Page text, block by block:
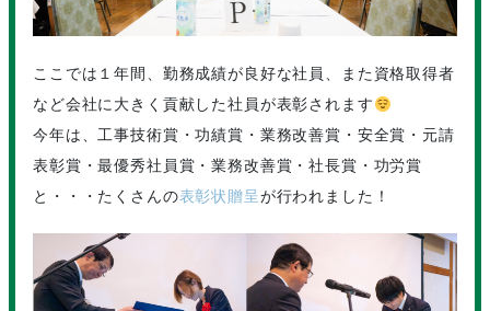
ここでは１年間、勤務成績が良好な社員、また資格取得者
など会社に大きく貢献した社員が表彰されます
今年は、工事技術賞・功績賞・業務改善賞・安全賞・元請
表彰賞・最優秀社員賞・業務改善賞・社長賞・功労賞
と・・・たくさんの表彰状贈呈が行われました！